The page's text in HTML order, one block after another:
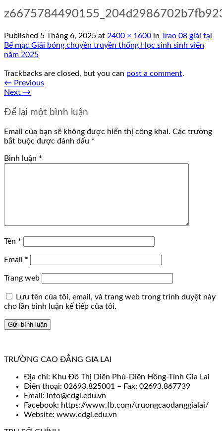
Published 5 Tháng 6, 2025 at 2400 × 1600 in Trao 08 giải tại
Bế mạc Giải bóng chuyền truyền thống Học sinh sinh viên
năm 2025
Trackbacks are closed, but you can post a comment.
← Previous
Next →
Để lại một bình luận
Email của bạn sẽ không được hiển thị công khai. Các trường
bắt buộc được đánh dấu *
Bình luận *
Tên *
Email *
Trang web
Lưu tên của tôi, email, và trang web trong trình duyệt này
cho lần bình luận kế tiếp của tôi.
TRƯỜNG CAO ĐẲNG GIA LAI
Địa chỉ: Khu Đô Thị Diên Phú-Diên Hồng-Tỉnh Gia Lai
Điện thoại: 02693.825001 – Fax: 02693.867739
Email: info@cdgl.edu.vn
Facebook: https://www.fb.com/truongcaodanggialai/
Website: www.cdgl.edu.vn